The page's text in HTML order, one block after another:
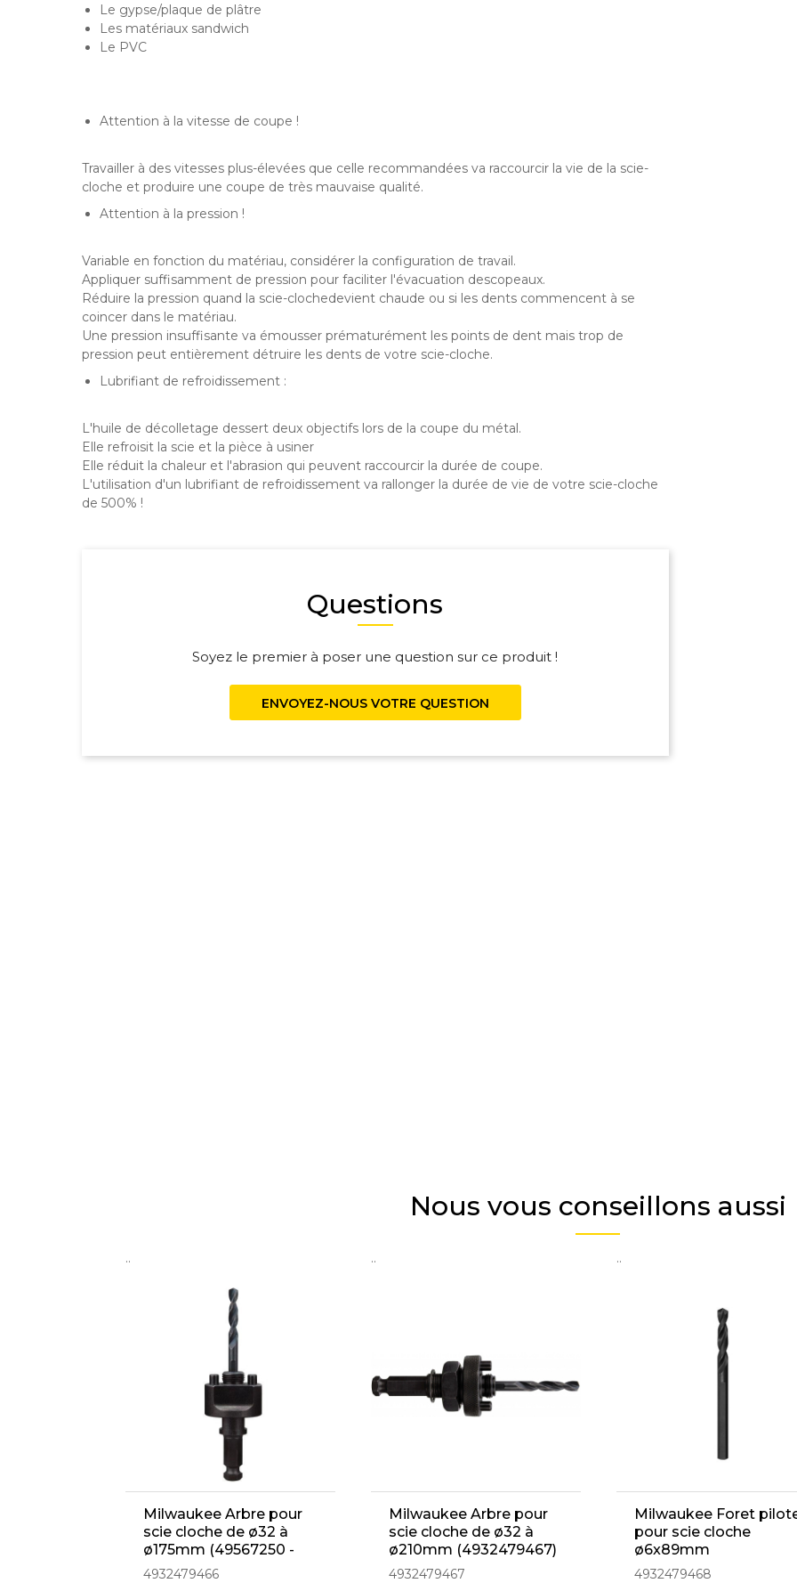
Le gypse/plaque de plâtre
Les matériaux sandwich
Le PVC
Attention à la vitesse de coupe !
Travailler à des vitesses plus-élevées que celle recommandées va raccourcir la vie de la scie-
cloche et produire une coupe de très mauvaise qualité.
Attention à la pression !
Variable en fonction du matériau, considérer la configuration de travail.
Appliquer suffisamment de pression pour faciliter l'évacuation descopeaux.
Réduire la pression quand la scie-clochedevient chaude ou si les dents commencent à se
coincer dans le matériau.
Une pression insuffisante va émousser prématurément les points de dent mais trop de
pression peut entièrement détruire les dents de votre scie-cloche.
Lubrifiant de refroidissement :
L'huile de décolletage dessert deux objectifs lors de la coupe du métal.
Elle refroisit la scie et la pièce à usiner
Elle réduit la chaleur et l'abrasion qui peuvent raccourcir la durée de coupe.
L'utilisation d'un lubrifiant de refroidissement va rallonger la durée de vie de votre scie-cloche
de 500% !
Questions
Soyez le premier à poser une question sur ce produit !
ENVOYEZ-NOUS VOTRE QUESTION
Nous vous conseillons aussi
..
Milwaukee Arbre pour
scie cloche de ø32 à
ø175mm (49567250 -
4932479466)
4932479466
..
Milwaukee Arbre pour
scie cloche de ø32 à
ø210mm (4932479467)
4932479467
..
Milwaukee Foret
pour scie cloche
ø6x89mm
(4932479468)
4932479468